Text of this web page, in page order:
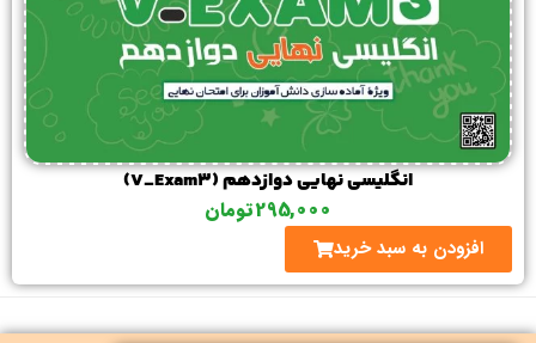
انگلیسی نهایی دوازدهم (V_Exam3)
295,000تومان
افزودن به سبد خرید